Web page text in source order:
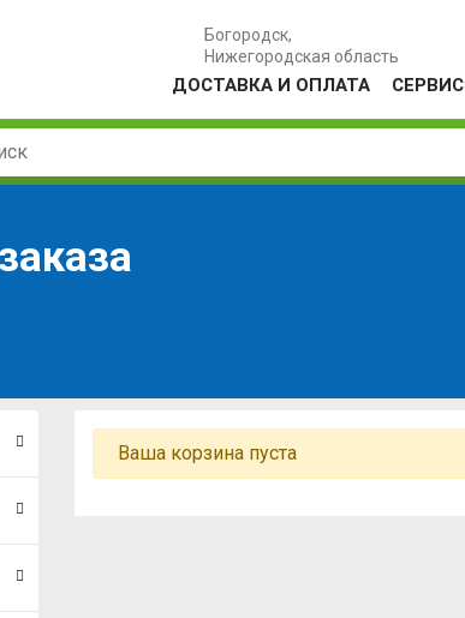
Богородск,
Нижегородская область
ДОСТАВКА И ОПЛАТА СЕРВИС
Ваша корзина пуста